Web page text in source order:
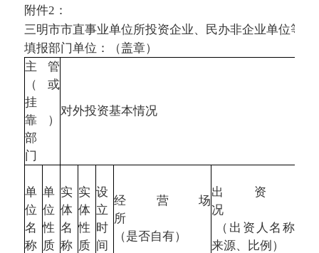
附件2：
三明市市直事业单位所投资企业、民办非企业单位等基
填报部门单位：（盖章）
主管
（或
挂
靠）
部
门
对外投资基本情况
单
位
名
称
单
位
性
质
实
体
名
称
实
体
性
质
设
立
时
间
经营场
所
（是否自有）
出资情
况
（出资人名称、
来源、比例）